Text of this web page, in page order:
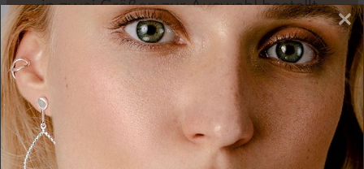
Wir nutzen Cookies auf unserer Website. Einige von
×